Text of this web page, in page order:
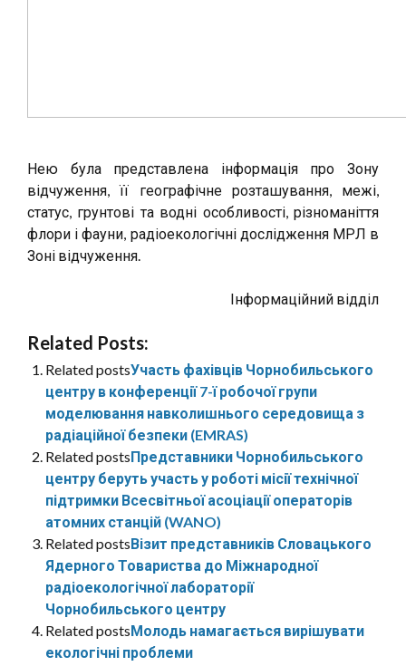
Нею була представлена інформація про Зону
відчуження, її географічне розташування, межі,
статус, грунтові та водні особливості, різноманіття
флори і фауни, радіоекологічні дослідження МРЛ в
Зоні відчуження.
Інформаційний відділ
Related Posts:
Related postsУчасть фахівців Чорнобильського
центру в конференції 7-ї робочої групи
моделювання навколишнього середовища з
радіаційної безпеки (EMRAS)
Related postsПредставники Чорнобильського
центру беруть участь у роботі місії технічної
підтримки Всесвітньої асоціації операторів
атомних станцій (WANO)
Related postsВізит представників Словацького
Ядерного Товариства до Міжнародної
радіоекологічної лабораторії
Чорнобильського центру
Related postsМолодь намагається вирішувати
екологічні проблеми